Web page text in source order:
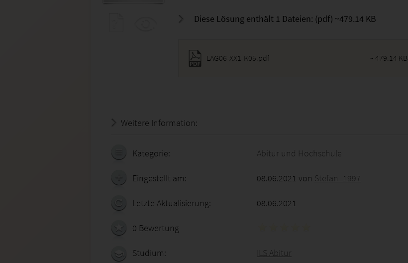
Diese Lösung enthält 1 Dateien: (pdf) ~479.14 KB
LAG06-XX1-K05.pdf ~ 479.14 KB
Weitere Information:
Kategorie: Abitur und Hochschule
Eingestellt am: 08.06.2021 von Stefan_1997
Letzte Aktualisierung: 08.06.2021
0 Bewertung
Studium: ILS Abitur